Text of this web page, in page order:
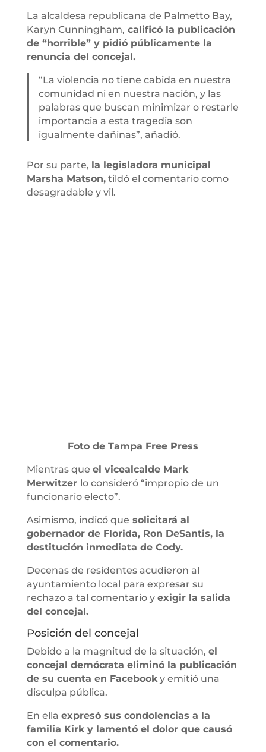
La alcaldesa republicana de Palmetto Bay,
Karyn Cunningham, calificó la publicación
de “horrible” y pidió públicamente la
renuncia del concejal.
“La violencia no tiene cabida en nuestra
comunidad ni en nuestra nación, y las
palabras que buscan minimizar o restarle
importancia a esta tragedia son
igualmente dañinas”, añadió.
Por su parte, la legisladora municipal
Marsha Matson,tildó el comentario como
desagradable y vil.
Foto de Tampa Free Press
Mientras que el vicealcalde Mark
Merwitzer lo consideró “impropio de un
funcionario electo”.
Asimismo, indicó que solicitará al
gobernador de Florida, Ron DeSantis, la
destitución inmediata de Cody.
Decenas de residentes acudieron al
ayuntamiento local para expresar su
rechazo a tal comentario y exigir la salida
del concejal.
Posición del concejal
Debido a la magnitud de la situación, el
concejal demócrata eliminó la publicación
de su cuenta en Facebooky emitió una
disculpa pública.
En ella expresó sus condolencias a la
familia Kirk y lamentó el dolor que causó
con el comentario.